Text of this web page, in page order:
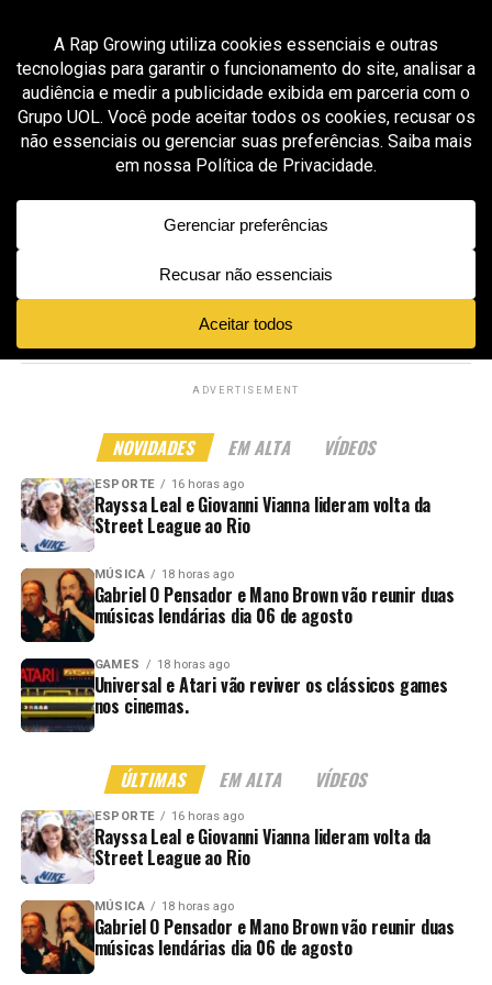
All posts tagged "Giovanni Vianna"
ESPORTE 16 horas ago
Rayssa Leal e Giovanni Vianna lideram volta da
Street League ao Rio
1 mês ago
League em Sacramento sob liderança de Bob
Burnquist
ADVERTISEMENT
NOVIDADES EM ALTA VÍDEOS
ESPORTE 16 horas ago
Rayssa Leal e Giovanni Vianna lideram volta da
Street League ao Rio
MÚSICA 18 horas ago
Gabriel O Pensador e Mano Brown vão reunir duas
músicas lendárias dia 06 de agosto
GAMES 18 horas ago
Universal e Atari vão reviver os clássicos games
nos cinemas.
ÚLTIMAS EM ALTA VÍDEOS
ESPORTE 16 horas ago
Rayssa Leal e Giovanni Vianna lideram volta da
Street League ao Rio
MÚSICA 18 horas ago
Gabriel O Pensador e Mano Brown vão reunir duas
músicas lendárias dia 06 de agosto